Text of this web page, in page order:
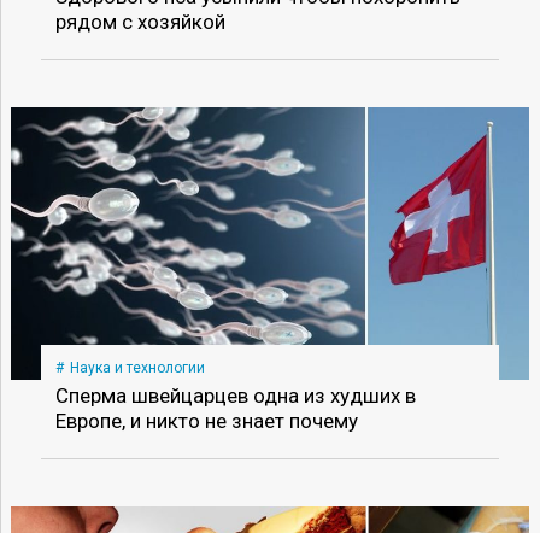
рядом с хозяйкой
Наука и технологии
Сперма швейцарцев одна из худших в
Европе, и никто не знает почему